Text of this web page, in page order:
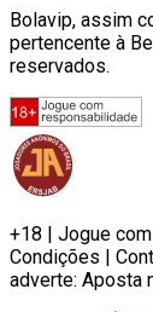
Bolavip, assim
pertencente à
reservados.
+18 | Jogue
Condições |
adverte: Aposta